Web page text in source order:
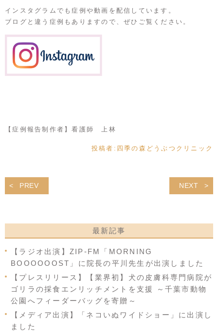
インスタグラムでも症例や動画を配信しています。
ブログと違う症例もありますので、ぜひご覧ください。
【症例報告制作者】看護師 上林
投稿者: 四季の森どうぶつクリニック
PREV NEXT
最新記事
【ラジオ出演】ZIP-FM「MORNING
BOOOOOOST」に院長の平川先生が出演しました
【プレスリリース】【業界初】犬の皮膚科専門病院が
ゴリラの採食エンリッチメントを支援 ～千葉市動物
公園へフィーダーバッグを寄贈～
【メディア出演】「ネコいぬワイドショー」に出演し
ました